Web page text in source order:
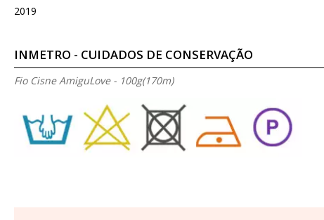
2019
INMETRO - CUIDADOS DE CONSERVAÇÃO
Fio Cisne AmiguLove - 100g(170m)